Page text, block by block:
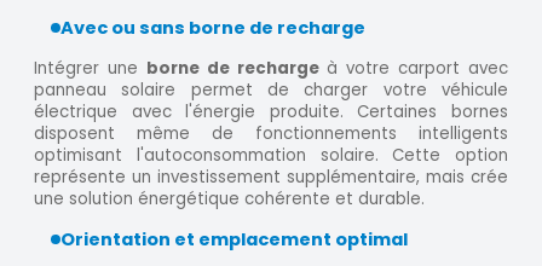
Avec ou sans borne de recharge
Intégrer une borne de rechargeà votre carport avec
panneau solaire permet de charger votre véhicule
électrique avec l'énergie produite. Certaines bornes
disposent même de fonctionnements intelligents
optimisant l'autoconsommation solaire. Cette option
représente un investissement supplémentaire, mais crée
une solution énergétique cohérente et durable.
Orientation et emplacement optimal